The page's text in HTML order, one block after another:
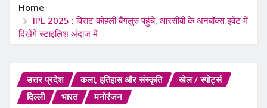
Home
IPL 2025 : विराट कोहली बैंगलुरु पहुंचे, आरसीबी के अनबॉक्स इवेंट में
दिखेंगे स्टाइलिश अंदाज में
उत्तर प्रदेश कला, इतिहास और संस्कृति
खेल / स्पोर्ट्स
दिल्ली
भारत मनोरंजन